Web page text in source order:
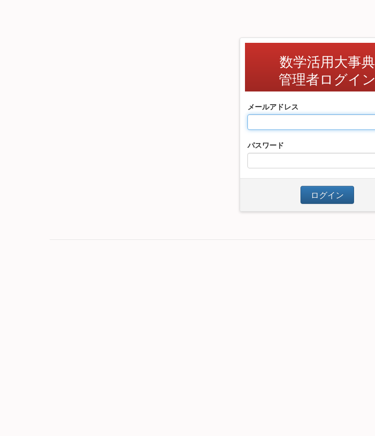
数学活用大事典
管理者ログイン
メールアドレス
パスワード